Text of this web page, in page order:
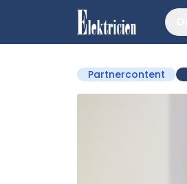
Partnercontent